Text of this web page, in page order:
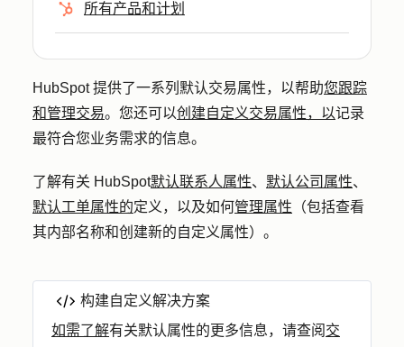
所有产品和计划
HubSpot 提供了一系列默认交易属性，以帮助您跟踪
和管理交易。您还可以创建自定义交易属性，以记录
最符合您业务需求的信息。
了解有关 HubSpot默认联系人属性、 默认公司属性、
默认工单属性的定义，以及如何管理属性 （包括查看
其内部名称和创建新的自定义属性）。
构建自定义解决方案
如需了解有关默认属性的更多信息，请查阅 交